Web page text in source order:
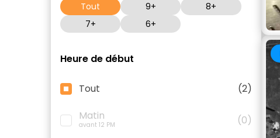
Tout 9+
8+
7+
6+
Heure de début
Tout
(2)
Matin
avant 12 PM
(0)